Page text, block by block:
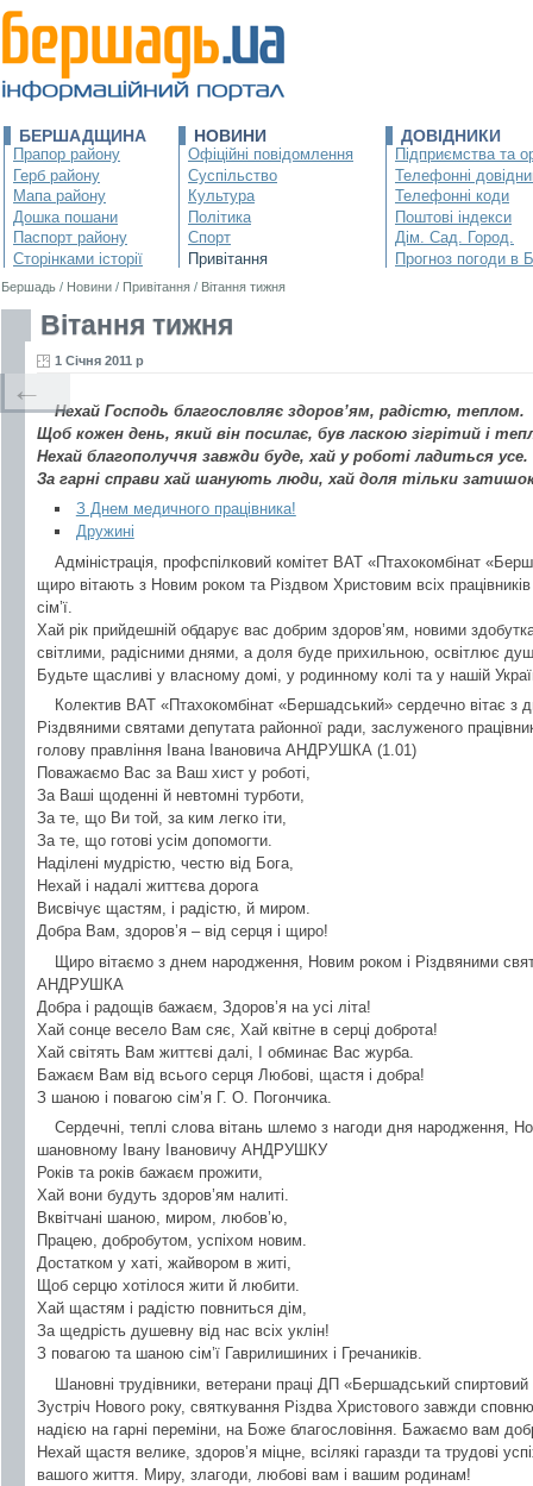
БЕРШАДЩИНА
Прапор району
Герб району
Мапа району
Дошка пошани
Паспорт району
Сторінками історії
НОВИНИ
Офіційні повідомлення
Суспільство
Культура
Політика
Спорт
Привітання
ДОВІДНИКИ
Підприємства та
Телефонні
Телефонні коди
Поштові індекси
Дім. Сад. Город.
Прогноз погоди в
Бершадь / Новини / Привітання / Вітання тижня
Вітання тижня
1 Січня 2011 р
Нехай Господь благословляє здоров’ям, радістю, теплом.
Щоб кожен день, який він посилає, був ласкою зігрітий і
Нехай благополуччя завжди буде, хай у роботі ладиться усе.
За гарні справи хай шанують люди, хай доля тільки
З Днем медичного працівника!
Дружині
Адміністрація, профспілковий комітет ВАТ «Птахокомбінат
щиро вітають з Новим роком та Різдвом Христовим всіх працівників
сім’ї.
Хай рік прийдешній обдарує вас добрим здоров’ям, новими
світлими, радісними днями, а доля буде прихильною, освітлює
Будьте щасливі у власному домі, у родинному колі та у нашій
Колектив ВАТ «Птахокомбінат «Бершадський» сердечно вітає з
Різдвяними святами депутата районної ради, заслуженого
голову правління Івана Івановича АНДРУШКА (1.01)
Поважаємо Вас за Ваш хист у роботі,
За Ваші щоденні й невтомні турботи,
За те, що Ви той, за ким легко іти,
За те, що готові усім допомогти.
Наділені мудрістю, честю від Бога,
Нехай і надалі життєва дорога
Висвічує щастям, і радістю, й миром.
Добра Вам, здоров’я – від серця і щиро!
Щиро вітаємо з днем народження, Новим роком і Різдвяними
АНДРУШКА
Добра і радощів бажаєм, Здоров’я на усі літа!
Хай сонце весело Вам сяє, Хай квітне в серці доброта!
Хай світять Вам життєві далі, І обминає Вас журба.
Бажаєм Вам від всього серця Любові, щастя і добра!
З шаною і повагою сім’я Г. О. Погончика.
Сердечні, теплі слова вітань шлемо з нагоди дня народження,
шановному Івану Івановичу АНДРУШКУ
Років та років бажаєм прожити,
Хай вони будуть здоров’ям налиті.
Вквітчані шаною, миром, любов’ю,
Працею, добробутом, успіхом новим.
Достатком у хаті, жайвором в житі,
Щоб серцю хотілося жити й любити.
Хай щастям і радістю повниться дім,
За щедрість душевну від нас всіх уклін!
З повагою та шаною сім’ї Гаврилишиних і Гречаників.
Шановні трудівники, ветерани праці ДП «Бершадський спиртовий
Зустріч Нового року, святкування Різдва Христового завжди
надією на гарні переміни, на Боже благословіння. Бажаємо вам
Нехай щастя велике, здоров’я міцне, всілякі гаразди та трудові
вашого життя. Миру, злагоди, любові вам і вашим родинам!
←